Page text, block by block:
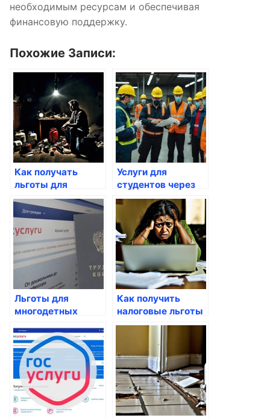
необходимым ресурсам и обеспечивая
финансовую поддержку.
Похожие Записи:
Как получать
льготы для
студентов через
Госуслуги
Услуги для
студентов через
Госуслуги
Льготы для
многодетных
госуслуги
доступны?
Как получить
налоговые льготы
для пенсионеров